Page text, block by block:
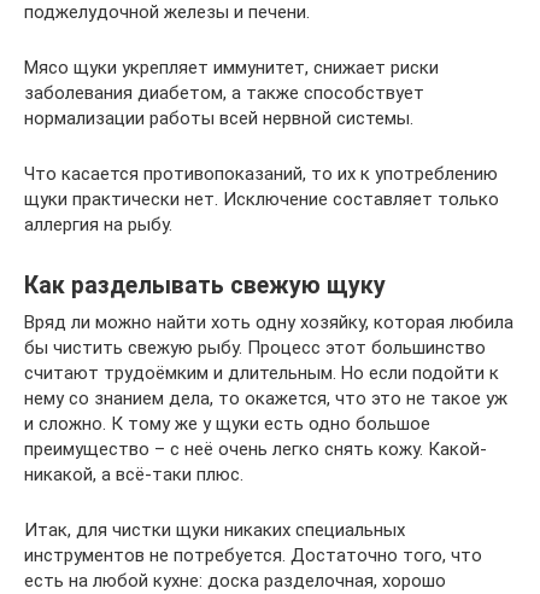
поджелудочной железы и печени.
Мясо щуки укрепляет иммунитет, снижает риски
заболевания диабетом, а также способствует
нормализации работы всей нервной системы.
Что касается противопоказаний, то их к употреблению
щуки практически нет. Исключение составляет только
аллергия на рыбу.
Как разделывать свежую щуку
Вряд ли можно найти хоть одну хозяйку, которая любила
бы чистить свежую рыбу. Процесс этот большинство
считают трудоёмким и длительным. Но если подойти к
нему со знанием дела, то окажется, что это не такое уж
и сложно. К тому же у щуки есть одно большое
преимущество – с неё очень легко снять кожу. Какой-
никакой, а всё-таки плюс.
Итак, для чистки щуки никаких специальных
инструментов не потребуется. Достаточно того, что
есть на любой кухне: доска разделочная, хорошо